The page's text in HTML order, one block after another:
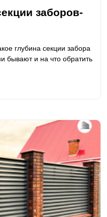
заборов-
глубина секции забора
бывают и на что обратить